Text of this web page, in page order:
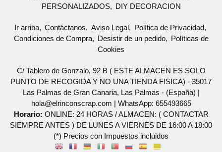
PERSONALIZADOS
DIY DECORACION
Ir arriba Contáctanos Aviso Legal
Política de Privacidad
Condiciones de Compra
Desistir de un pedido
Políticas de
Cookies
C/ Tablero de Gonzalo, 92 B ( ESTE ALMACEN ES SOLO
PUNTO DE RECOGIDA Y NO UNA TIENDA FISICA) - 35017
Las Palmas de Gran Canaria, Las Palmas - (España) |
hola@elrinconscrap.com | WhatsApp: 655493665
Horario: ONLINE: 24 HORAS / ALMACEN: ( CONTACTAR
SIEMPRE ANTES ) DE LUNES A VIERNES DE 16:00 A 18:00
(*) Precios con Impuestos incluidos